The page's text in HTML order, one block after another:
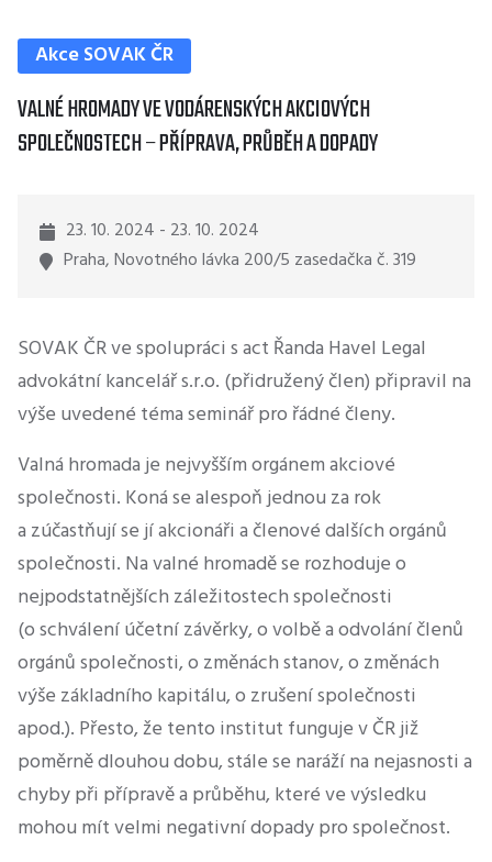
Akce SOVAK ČR
VALNÉ HROMADY VE VODÁRENSKÝCH AKCIOVÝCH
SPOLEČNOSTECH – PŘÍPRAVA, PRŮBĚH A DOPADY
23. 10. 2024 - 23. 10. 2024
Praha, Novotného lávka 200/5 zasedačka č. 319
SOVAK ČR ve spolupráci s act Řanda Havel Legal
advokátní kancelář s.r.o. (přidružený člen) připravil na
výše uvedené téma seminář pro řádné členy.
Valná hromada je nejvyšším orgánem akciové
společnosti. Koná se alespoň jednou za rok
a zúčastňují se jí akcionáři a členové dalších orgánů
společnosti. Na valné hromadě se rozhoduje o
nejpodstatnějších záležitostech společnosti
(o schválení účetní závěrky, o volbě a odvolání členů
orgánů společnosti, o změnách stanov, o změnách
výše základního kapitálu, o zrušení společnosti
apod.). Přesto, že tento institut funguje v ČR již
poměrně dlouhou dobu, stále se naráží na nejasnosti a
chyby při přípravě a průběhu, které ve výsledku
mohou mít velmi negativní dopady pro společnost.